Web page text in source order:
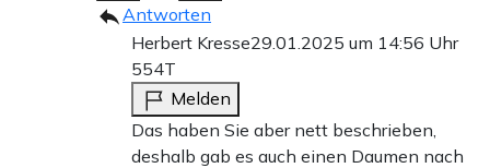
Antworten
Herbert Kresse29.01.2025 um 14:56 Uhr
554T
Melden
Das haben Sie aber nett beschrieben,
deshalb gab es auch einen Daumen nach